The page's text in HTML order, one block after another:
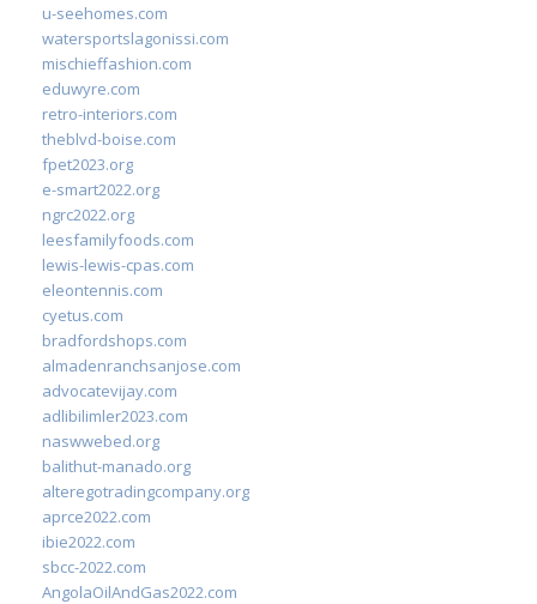
u-seehomes.com
watersportslagonissi.com
mischieffashion.com
eduwyre.com
retro-interiors.com
theblvd-boise.com
fpet2023.org
e-smart2022.org
ngrc2022.org
leesfamilyfoods.com
lewis-lewis-cpas.com
eleontennis.com
cyetus.com
bradfordshops.com
almadenranchsanjose.com
advocatevijay.com
adlibilimler2023.com
naswwebed.org
balithut-manado.org
alteregotradingcompany.org
aprce2022.com
ibie2022.com
sbcc-2022.com
AngolaOilAndGas2022.com